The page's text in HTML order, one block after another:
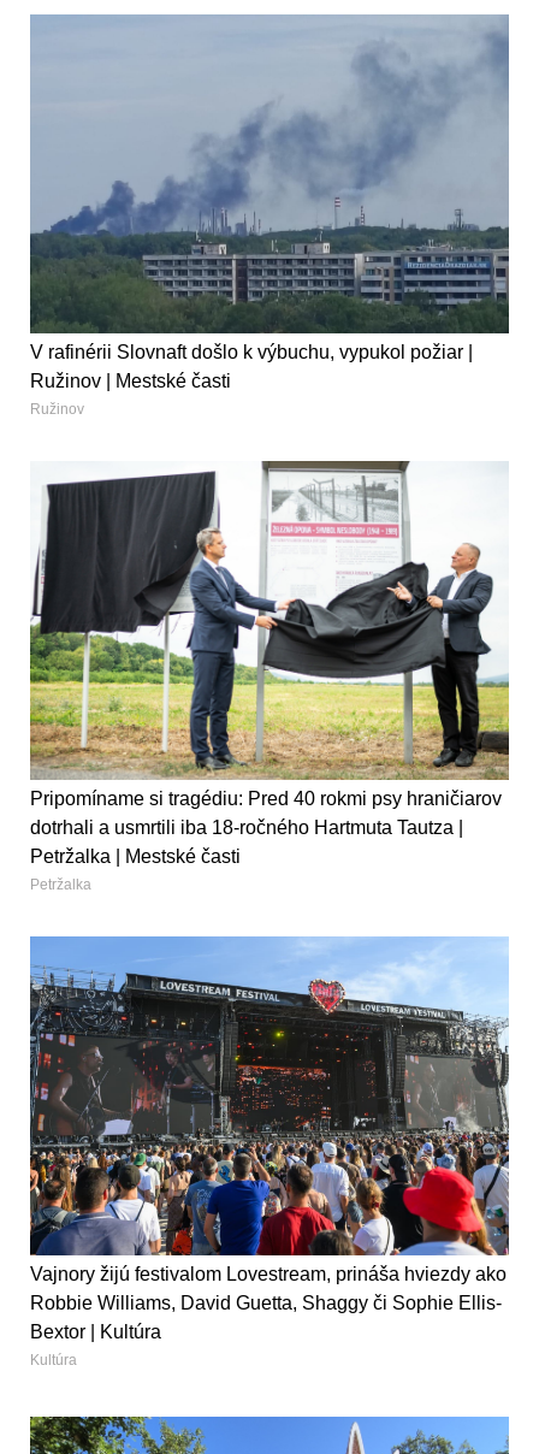
V rafinérii Slovnaft došlo k výbuchu, vypukol požiar |
Ružinov | Mestské časti
Ružinov
Pripomíname si tragédiu: Pred 40 rokmi psy hraničiarov
dotrhali a usmrtili iba 18-ročného Hartmuta Tautza |
Petržalka | Mestské časti
Petržalka
Vajnory žijú festivalom Lovestream, prináša hviezdy ako
Robbie Williams, David Guetta, Shaggy či Sophie Ellis-
Bextor | Kultúra
Kultúra